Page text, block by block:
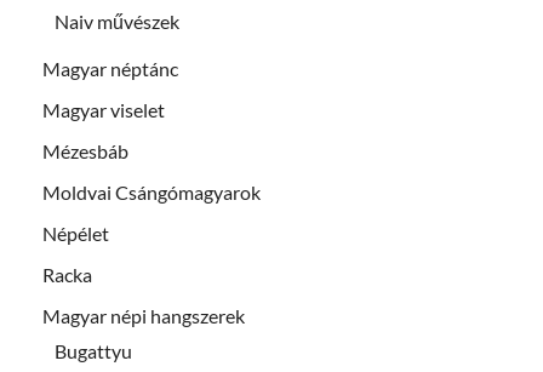
Naiv művészek
Magyar néptánc
Magyar viselet
Mézesbáb
Moldvai Csángómagyarok
Népélet
Racka
Magyar népi hangszerek
Bugattyu